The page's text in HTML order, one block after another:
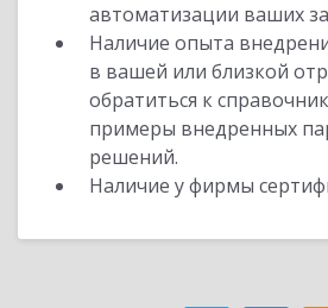
автоматизации ваших
Наличие опыта
в вашей или близкой
обратиться к
примеры внедренных
решений.
Наличие у фирмы